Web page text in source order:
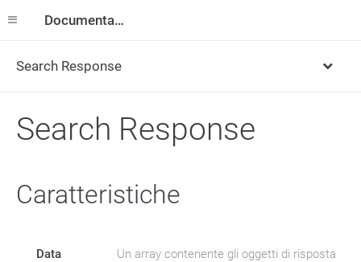
Documentazione
Search Response
Search Response
Caratteristiche
Data
Un array contenente gli oggetti di risposta